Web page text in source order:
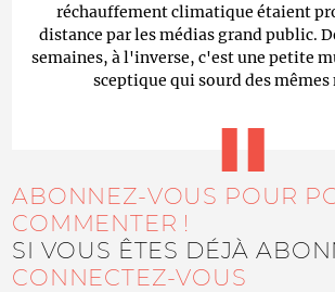
réchauffement climatique étaient
distance par les médias grand public.
semaines, à l'inverse, c'est une petite
sceptique qui sourd des mêmes
ABONNEZ-VOUS POUR
COMMENTER !
SI VOUS ÊTES DÉJÀ
CONNECTEZ-VOUS